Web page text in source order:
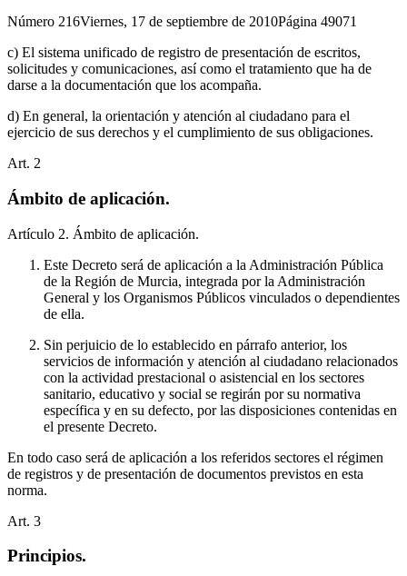
Número 216Viernes, 17 de septiembre de 2010Página 49071
c) El sistema unificado de registro de presentación de escritos,
solicitudes y comunicaciones, así como el tratamiento que ha de
darse a la documentación que los acompaña.
d) En general, la orientación y atención al ciudadano para el
ejercicio de sus derechos y el cumplimiento de sus obligaciones.
Art. 2
Ámbito de aplicación.
Artículo 2. Ámbito de aplicación.
Este Decreto será de aplicación a la Administración Pública
de la Región de Murcia, integrada por la Administración
General y los Organismos Públicos vinculados o dependientes
de ella.
Sin perjuicio de lo establecido en párrafo anterior, los
servicios de información y atención al ciudadano relacionados
con la actividad prestacional o asistencial en los sectores
sanitario, educativo y social se regirán por su normativa
específica y en su defecto, por las disposiciones contenidas en
el presente Decreto.
En todo caso será de aplicación a los referidos sectores el régimen
de registros y de presentación de documentos previstos en esta
norma.
Art. 3
Principios.